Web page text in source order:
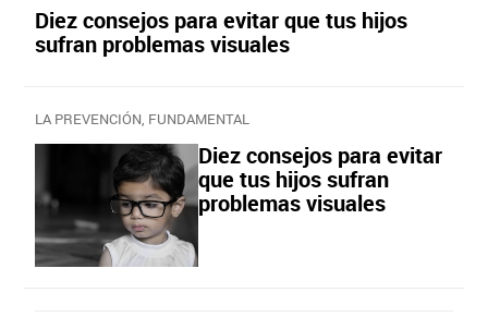
Diez consejos para evitar que tus hijos
sufran problemas visuales
LA PREVENCIÓN, FUNDAMENTAL
Diez consejos para evitar
que tus hijos sufran
problemas visuales